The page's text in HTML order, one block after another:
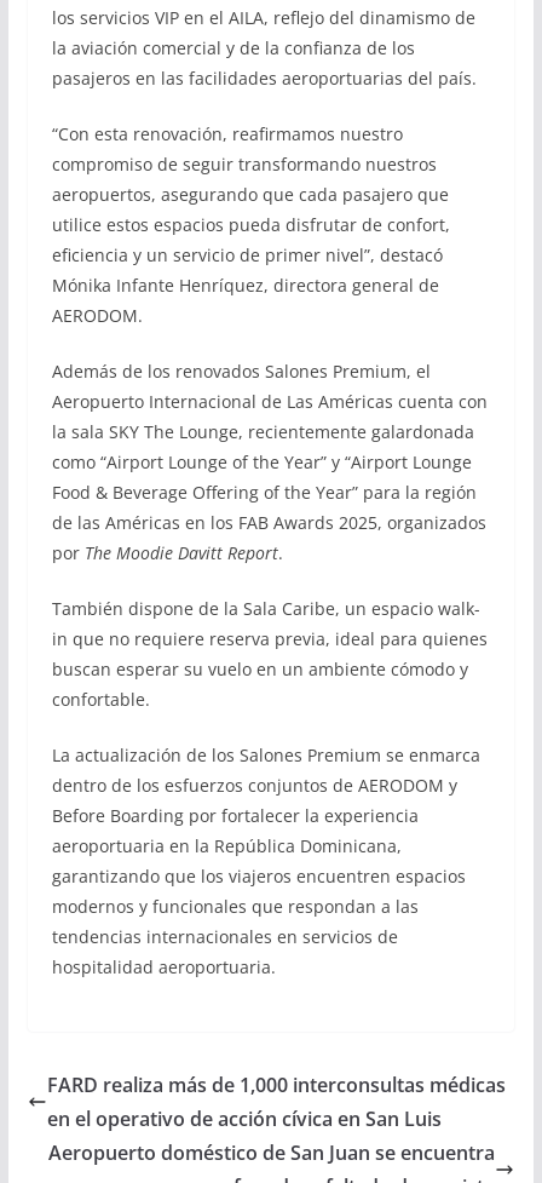
los servicios VIP en el AILA, reflejo del dinamismo de
la aviación comercial y de la confianza de los
pasajeros en las facilidades aeroportuarias del país.
“Con esta renovación, reafirmamos nuestro
compromiso de seguir transformando nuestros
aeropuertos, asegurando que cada pasajero que
utilice estos espacios pueda disfrutar de confort,
eficiencia y un servicio de primer nivel”, destacó
Mónika Infante Henríquez, directora general de
AERODOM.
Además de los renovados Salones Premium, el
Aeropuerto Internacional de Las Américas cuenta con
la sala SKY The Lounge, recientemente galardonada
como “Airport Lounge of the Year” y “Airport Lounge
Food & Beverage Offering of the Year” para la región
de las Américas en los FAB Awards 2025, organizados
por The Moodie Davitt Report.
También dispone de la Sala Caribe, un espacio walk-
in que no requiere reserva previa, ideal para quienes
buscan esperar su vuelo en un ambiente cómodo y
confortable.
La actualización de los Salones Premium se enmarca
dentro de los esfuerzos conjuntos de AERODOM y
Before Boarding por fortalecer la experiencia
aeroportuaria en la República Dominicana,
garantizando que los viajeros encuentren espacios
modernos y funcionales que respondan a las
tendencias internacionales en servicios de
hospitalidad aeroportuaria.
FARD realiza más de 1,000 interconsultas médicas
en el operativo de acción cívica en San Luis
Aeropuerto doméstico de San Juan se encuentra